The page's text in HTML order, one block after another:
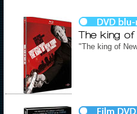
The king
"The king of